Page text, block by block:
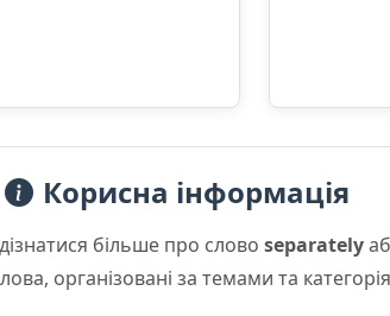
Корисна інформація
більше про слово separately
організовані за темами та